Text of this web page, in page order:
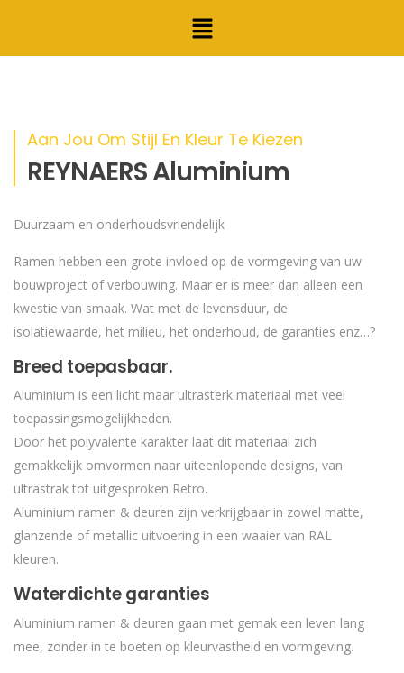
Aan Jou Om Stijl En Kleur Te Kiezen
REYNAERS Aluminium
Duurzaam en onderhoudsvriendelijk
Ramen hebben een grote invloed op de vormgeving van uw
bouwproject of verbouwing. Maar er is meer dan alleen een
kwestie van smaak. Wat met de levensduur, de
isolatiewaarde, het milieu, het onderhoud, de garanties enz…?
Breed toepasbaar.
Aluminium is een licht maar ultrasterk materiaal met veel
toepassingsmogelijkheden.
Door het polyvalente karakter laat dit materiaal zich
gemakkelijk omvormen naar uiteenlopende designs, van
ultrastrak tot uitgesproken Retro.
Aluminium ramen & deuren zijn verkrijgbaar in zowel matte,
glanzende of metallic uitvoering in een waaier van RAL
kleuren.
Waterdichte garanties
Aluminium ramen & deuren gaan met gemak een leven lang
mee, zonder in te boeten op kleurvastheid en vormgeving.